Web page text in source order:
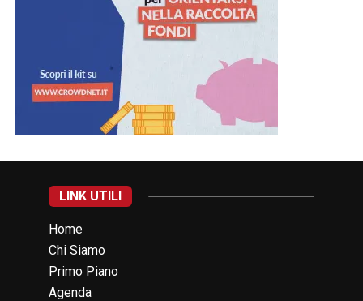
LINK UTILI
Home
Chi Siamo
Primo Piano
Agenda